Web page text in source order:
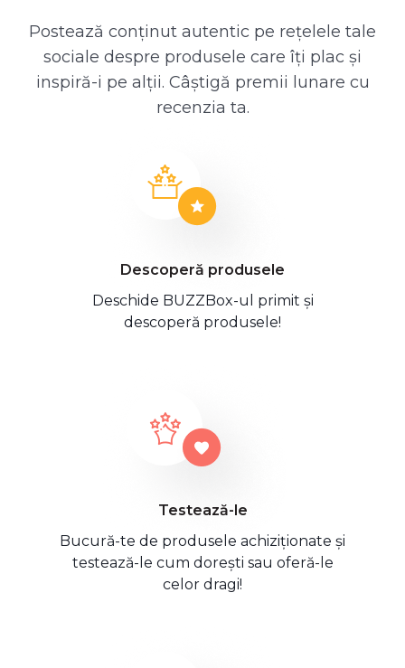
Postează conținut autentic pe rețelele tale
sociale despre produsele care îți plac și
inspiră-i pe alții. Câștigă premii lunare cu
recenzia ta.
Descoperă produsele
Deschide BUZZBox-ul primit și
descoperă produsele!
Testează-le
Bucură-te de produsele achiziționate și
testează-le cum dorești sau oferă-le
celor dragi!